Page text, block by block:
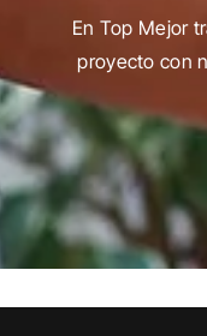
En Top Mejor
proyecto con